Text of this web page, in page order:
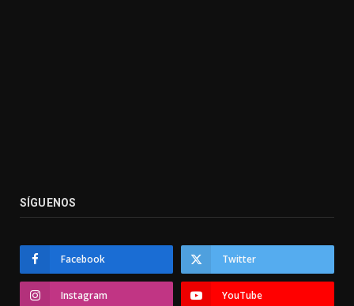
SÍGUENOS
Facebook Twitter
Instagram YouTube